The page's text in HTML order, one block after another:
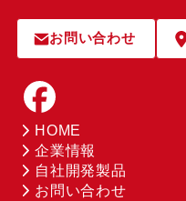
お問い合わせ
HOME
企業情報
自社開発製品
お問い合わせ